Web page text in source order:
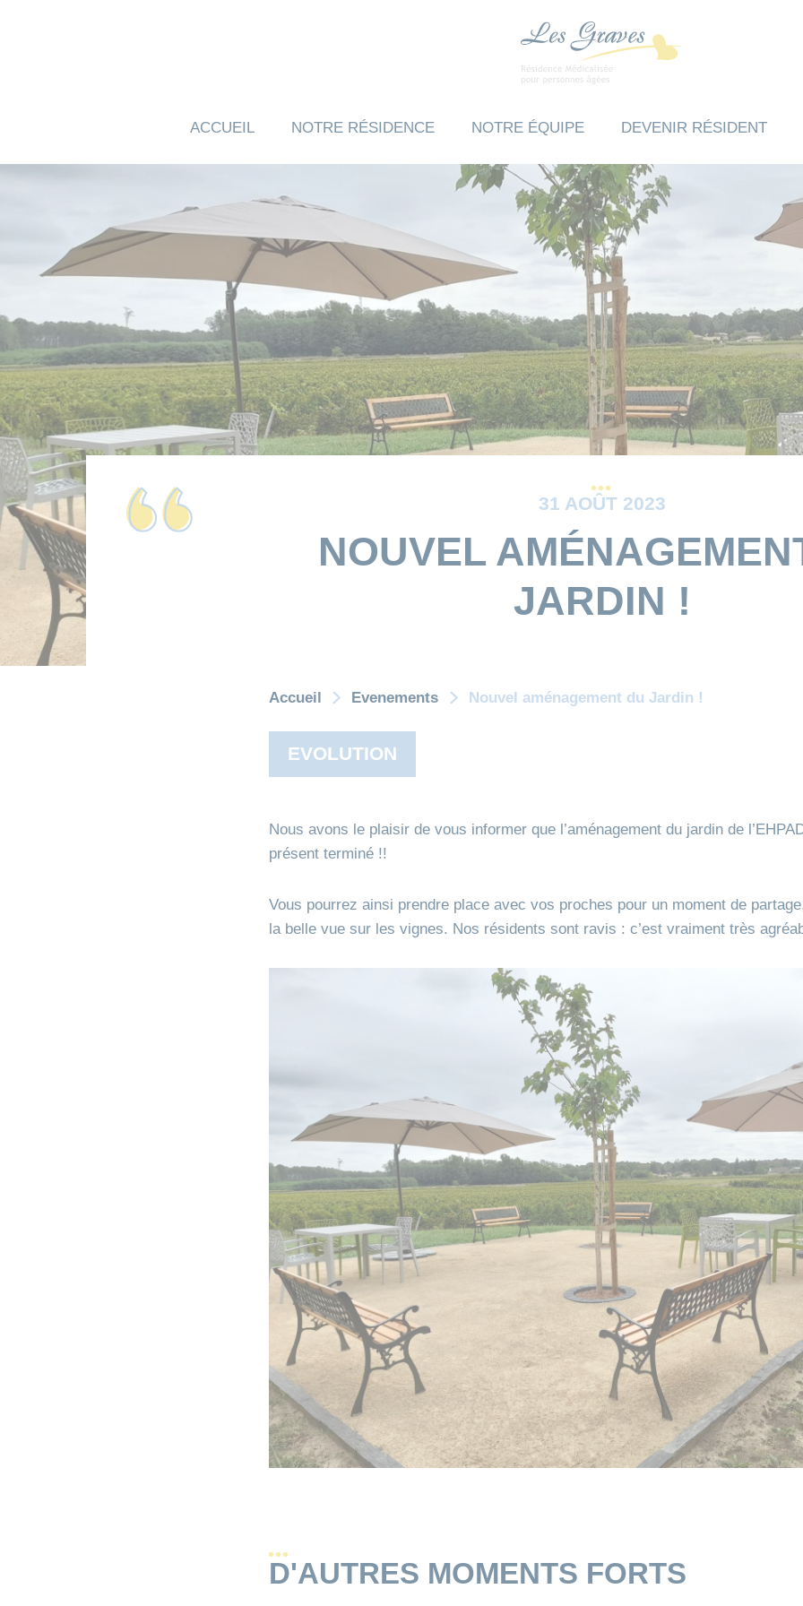
ACCUEIL NOTRE RÉSIDENCE NOTRE ÉQUIPE DEVENIR RÉSIDENT
31 AOÛT 2023
NOUVEL
JARDIN !
Accueil Evenements Nouvel aménagement du Jardin !
EVOLUTION
Nous avons le plaisir de vous informer que l’aménagement du jardin de
présent terminé !!
Vous pourrez ainsi prendre place avec vos proches pour un moment de
la belle vue sur les vignes. Nos résidents sont ravis : c’est vraiment très
D'AUTRES MOMENTS FORTS